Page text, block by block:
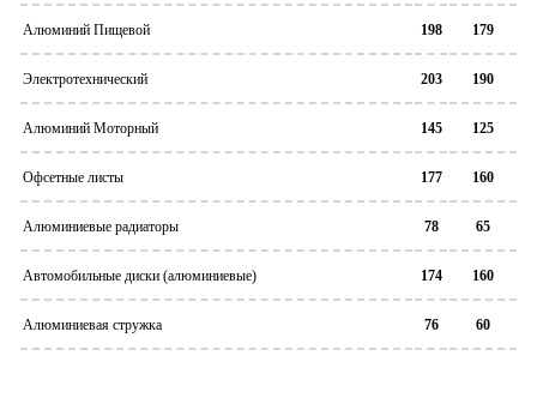
Алюминий Пищевой 198 179
Электротехнический 203 190
Алюминий Моторный 145 125
Офсетные листы 177 160
Алюминиевые радиаторы 78 65
Автомобильные диски (алюминиевые) 174 160
Алюминиевая стружка 76 60